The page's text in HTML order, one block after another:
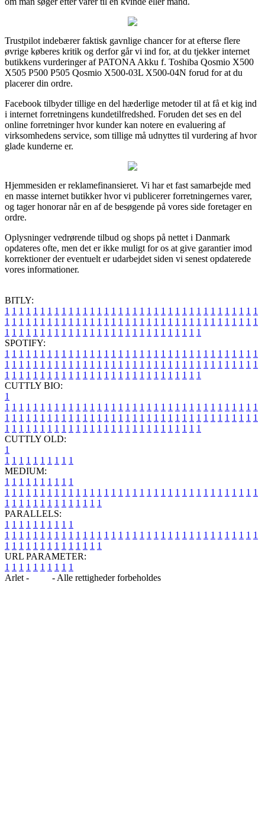
Trustpilot indebærer faktisk gavnlige chancer for at efterse flere
øvrige køberes kritik og derfor går vi ind for, at du tjekker internet
butikkens vurderinger af PATONA Akku f. Toshiba Qosmio X500
X505 P500 P505 Qosmio X500-03L X500-04N forud for at du
placerer din ordre.
Facebook tilbyder tillige en del hæderlige metoder til at få et kig ind
i internet forretningens kundetilfredshed. Foruden det ses en del
online forretninger hvor kunder kan notere en evaluering af
virksomhedens service, som tillige må udnyttes til vurdering af hvor
glade kunderne er.
Hjemmesiden er reklamefinansieret. Vi har et fast samarbejde med
en masse internet butikker hvor vi publicerer forretningernes varer,
og tager honorar når en af de besøgende på vores side foretager en
ordre.
Oplysninger vedrørende tilbud og shops på nettet i Danmark
opdateres ofte, men det er ikke muligt for os at give garantier imod
korrektioner der eventuelt er udarbejdet siden vi senest opdaterede
vores informationer.
BITLY:
1 1 1 1 1 1 1 1 1 1 1 1 1 1 1 1 1 1 1 1 1 1 1 1 1 1 1 1 1 1 1 1 1 1 1 1
1 1 1 1 1 1 1 1 1 1 1 1 1 1 1 1 1 1 1 1 1 1 1 1 1 1 1 1 1 1 1 1 1 1 1 1
1 1 1 1 1 1 1 1 1 1 1 1 1 1 1 1 1 1 1 1 1 1 1 1 1 1 1 1
SPOTIFY:
1 1 1 1 1 1 1 1 1 1 1 1 1 1 1 1 1 1 1 1 1 1 1 1 1 1 1 1 1 1 1 1 1 1 1 1
1 1 1 1 1 1 1 1 1 1 1 1 1 1 1 1 1 1 1 1 1 1 1 1 1 1 1 1 1 1 1 1 1 1 1 1
1 1 1 1 1 1 1 1 1 1 1 1 1 1 1 1 1 1 1 1 1 1 1 1 1 1 1 1
CUTTLY BIO:
1
1 1 1 1 1 1 1 1 1 1 1 1 1 1 1 1 1 1 1 1 1 1 1 1 1 1 1 1 1 1 1 1 1 1 1 1
1 1 1 1 1 1 1 1 1 1 1 1 1 1 1 1 1 1 1 1 1 1 1 1 1 1 1 1 1 1 1 1 1 1 1 1
1 1 1 1 1 1 1 1 1 1 1 1 1 1 1 1 1 1 1 1 1 1 1 1 1 1 1 1
CUTTLY OLD:
1
1 1 1 1 1 1 1 1 1 1
MEDIUM:
1 1 1 1 1 1 1 1 1 1
1 1 1 1 1 1 1 1 1 1 1 1 1 1 1 1 1 1 1 1 1 1 1 1 1 1 1 1 1 1 1 1 1 1 1 1
1 1 1 1 1 1 1 1 1 1 1 1 1 1
PARALLELS:
1 1 1 1 1 1 1 1 1 1
1 1 1 1 1 1 1 1 1 1 1 1 1 1 1 1 1 1 1 1 1 1 1 1 1 1 1 1 1 1 1 1 1 1 1 1
1 1 1 1 1 1 1 1 1 1 1 1 1 1
URL PARAMETER:
1 1 1 1 1 1 1 1 1 1
Arlet -
- Alle rettigheder forbeholdes